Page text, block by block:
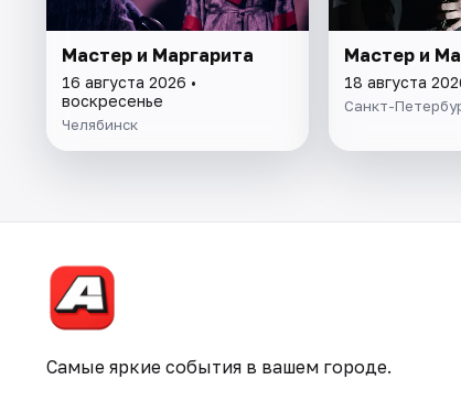
Мастер и Маргарита
16 августа 2026 •
воскресенье
Челябинск
Мастер и
18 августа
Санкт-
Самые яркие события в вашем городе.